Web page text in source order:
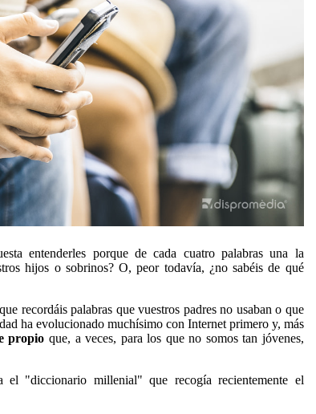
entenderles porque de cada cuatro palabras una la
hijos o sobrinos? O, peor todavía, ¿no sabéis de qué
recordáis palabras que vuestros padres no usaban o que
ha evolucionado muchísimo con Internet primero y, más
propio que, a veces, para los que no somos tan jóvenes,
el "diccionario millenial" que recogía recientemente el